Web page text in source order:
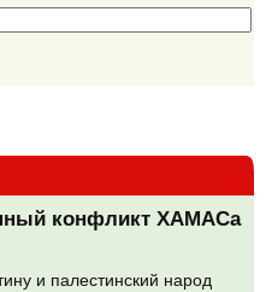
конфликт ХАМАСа
и палестинский народ